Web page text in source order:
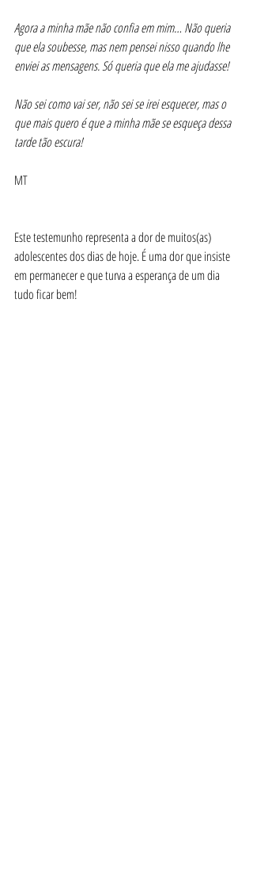
Agora a minha mãe não confia em mim… Não queria
que ela soubesse, mas nem pensei nisso quando lhe
enviei as mensagens. Só queria que ela me ajudasse!
Não sei como vai ser, não sei se irei esquecer, mas o
que mais quero é que a minha mãe se esqueça dessa
tarde tão escura!
MT
Este testemunho representa a dor de muitos(as)
adolescentes dos dias de hoje. É uma dor que insiste
em permanecer e que turva a esperança de um dia
tudo ficar bem!